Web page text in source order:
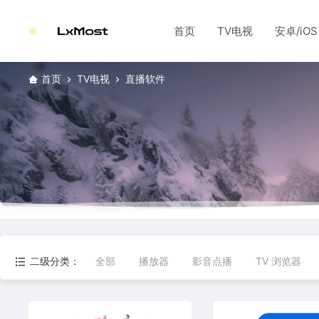
首页 TV电视 安卓/iOS
首页 TV电视 直播软件
二级分类： 全部 播放器 影音点播 TV 浏览器